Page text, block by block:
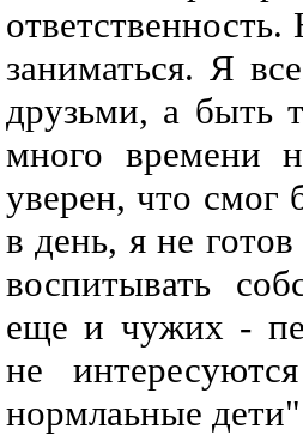
заниматься. Я
друзьми, а быть
много времени
уверен, что смог
в день, я не
воспитывать
еще и чужих -
не
нормлаьные